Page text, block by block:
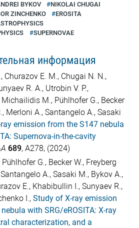
BYKOV
NIKOLAI CHUGAI
ZINCHENKO
EROSITA
SUPERNOVAE
информация
Churazov E. M., Chugai N. N.,
R. A., Utrobin V. P.,
M., Pühlhofer G., Becker
Merloni A., Santangelo A., Sasaki
emission from the S147 nebula
Supernova-in-the-cavity
689, A278, (2024)
G., Becker W., Freyberg
A., Sasaki M., Bykov A.,
E., Khabibullin I., Sunyaev R.,
I., Study of X-ray emission
with SRG/eROSITA: X-ray
characterization, and a